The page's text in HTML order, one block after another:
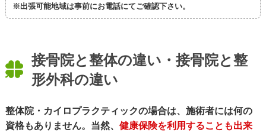
※出張可能地域は事前にお電話にてご確認下さい。
接骨院と整体の違い・接骨院と整
形外科の違い
整体院・カイロプラクティックの場合は、施術者には何の
資格もありません。当然、 健康保険を利用することも出来